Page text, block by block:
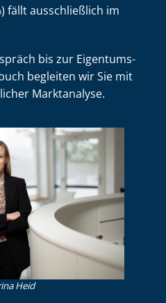
fällt ausschließlich im
bis zur Ei­gen­tums­
begleiten wir Sie mit
Marktanalyse.
Heid